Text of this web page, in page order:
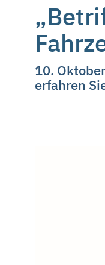
10.
erfahren